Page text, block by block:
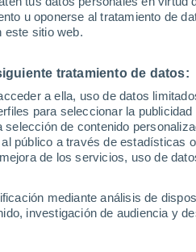
u oponerse al tratamiento de
este sitio web.
tratamiento de datos:
a ella, uso de datos
para seleccionar la
de contenido
público a través de estadísticas
de los servicios, uso de
mediante análisis de
investigación de audiencia y
29°
15°
35°
21°
Guadalupe
35°
19°
Tocuyo
27°
15°
Quibor